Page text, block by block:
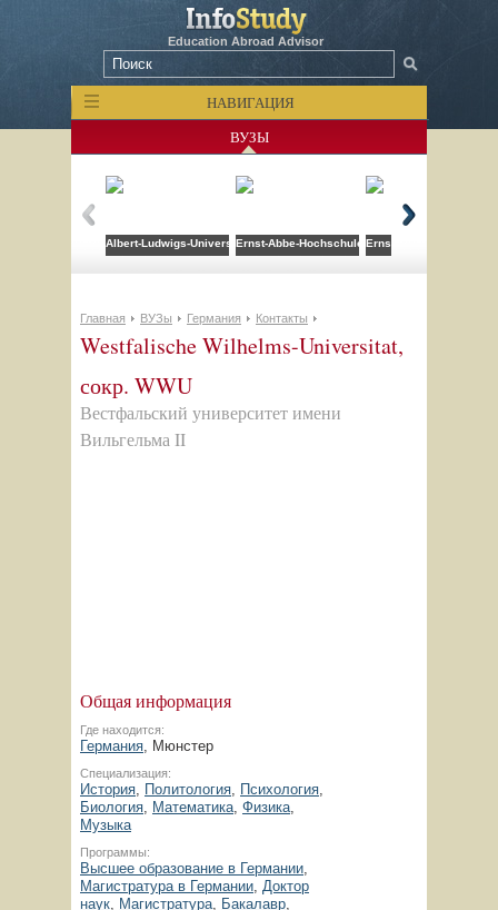
Education Abroad Advisor
НАВИГАЦИЯ
ВУЗЫ
Albert-Ludwigs-Universitat FreiburgErnst-Abbe-Hochschule Jena (EAH Jena)
Ernst-Moritz-Arndt Uni
Главная ВУЗы Германия Контакты
Westfalische Wilhelms-Universitat,
сокр. WWU
Вестфальский университет имени
Вильгельма II
Общая информация
Где находится:
Германия, Мюнстер
Специализация:
История, Политология, Психология,
Биология, Математика, Физика,
Музыка
Программы:
Высшее образование в Германии,
Магистратура в Германии, Доктор
наук, Магистратура, Бакалавр,